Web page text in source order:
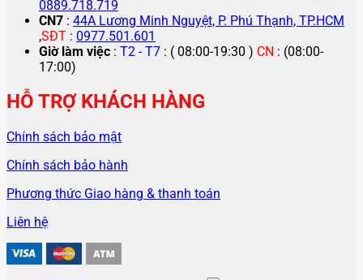
0889.718.719
CN7 : 44A Lương Minh Nguyệt, P. Phú Thạnh, TP.HCM
,SĐT : 0977.501.601
Giờ làm việc : T2 - T7 : ( 08:00-19:30 ) CN : (08:00-
17:00)
HỖ TRỢ KHÁCH HÀNG
Chính sách bảo mật
Chính sách bảo hành
Phương thức Giao hàng & thanh toán
Liên hệ